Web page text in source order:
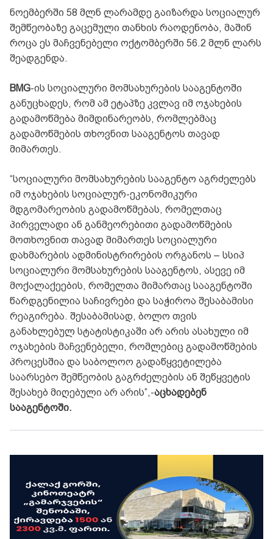
ნოემბერში 58 მლნ ლარამდე გაიზარდა სოციალურ
შემწეობაზე გაცემული თანხის რაოდენობა, მაშინ
როცა ეს მაჩვენებელი ოქტომბერში 56.2 მლნ ლარს
შეადგენდა.
BMG-ის სოციალური მომსახურების სააგენტოში
განუცხადეს, რომ ამ ეტაპზე კვლავ იმ ოჯახების
გადამოწმება მიმდინარეობს, რომლებმაც
გადამოწმების თხოვნით სააგენტოს თავად
მიმართეს.
“სოციალური მომსახურების სააგენტო აგრძელებს
იმ ოჯახების სოციალურ-ეკონომიკური
მდგომარეობის გადამოწმებას, რომელთაც
პირველადი ან განმეორებითი გადამოწმების
მოთხოვნით თავად მიმართეს სოციალური
დახმარების ადმინისტრირების ორგანოს – სსიპ
სოციალური მომსახურების სააგენტოს, ასევე იმ
მოქალაქეების, რომელთა მიმართაც სააგენტოში
წარდგენილია საჩივრები და საჭიროა შესაბამისი
რეაგირება. შესაბამისად, ბოლო თვის
განახლებულ სტატისტიკაში არ არის ასახული იმ
ოჯახების მაჩვენებელი, რომლებიც გადამოწმების
პროცესშია და საბოლოო გადაწყვეტილება
საარსებო შემწეობის გაგრძელების ან შეწყვეტის
შესახებ მიღებული არ არის”,-აცხადებენ
სააგენტოში.